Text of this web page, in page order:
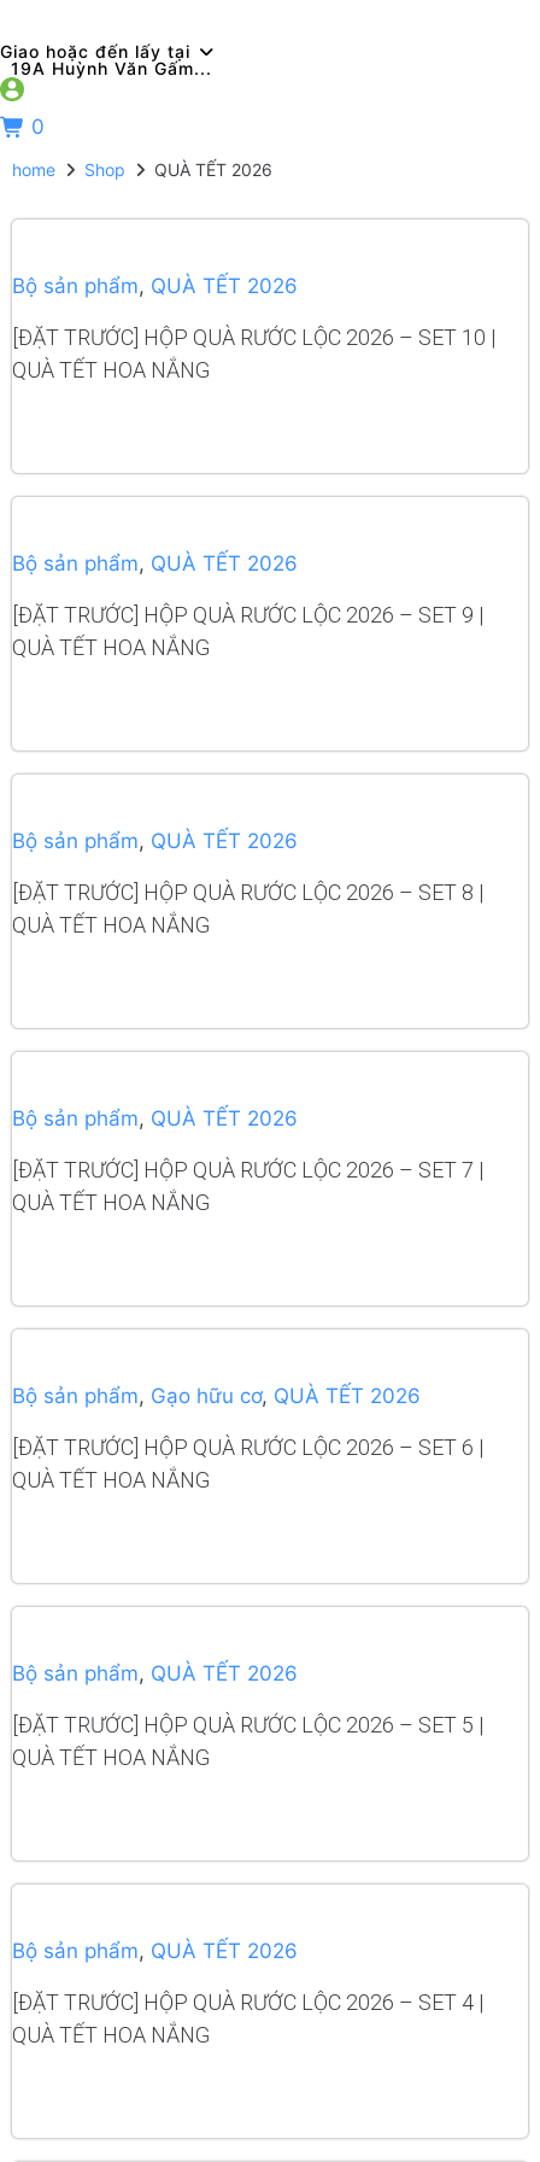
Giao hoặc đến lấy tại
19A Huỳnh Văn Gấm...
0
home Shop QUÀ TẾT 2026
Bộ sản phẩm, QUÀ TẾT 2026
[ĐẶT TRƯỚC] HỘP QUÀ RƯỚC LỘC 2026 – SET 10 |
QUÀ TẾT HOA NẮNG
Bộ sản phẩm, QUÀ TẾT 2026
[ĐẶT TRƯỚC] HỘP QUÀ RƯỚC LỘC 2026 – SET 9 |
QUÀ TẾT HOA NẮNG
Bộ sản phẩm, QUÀ TẾT 2026
[ĐẶT TRƯỚC] HỘP QUÀ RƯỚC LỘC 2026 – SET 8 |
QUÀ TẾT HOA NẮNG
Bộ sản phẩm, QUÀ TẾT 2026
[ĐẶT TRƯỚC] HỘP QUÀ RƯỚC LỘC 2026 – SET 7 |
QUÀ TẾT HOA NẮNG
Bộ sản phẩm, Gạo hữu cơ, QUÀ TẾT 2026
[ĐẶT TRƯỚC] HỘP QUÀ RƯỚC LỘC 2026 – SET 6 |
QUÀ TẾT HOA NẮNG
Bộ sản phẩm, QUÀ TẾT 2026
[ĐẶT TRƯỚC] HỘP QUÀ RƯỚC LỘC 2026 – SET 5 |
QUÀ TẾT HOA NẮNG
Bộ sản phẩm, QUÀ TẾT 2026
[ĐẶT TRƯỚC] HỘP QUÀ RƯỚC LỘC 2026 – SET 4 |
QUÀ TẾT HOA NẮNG